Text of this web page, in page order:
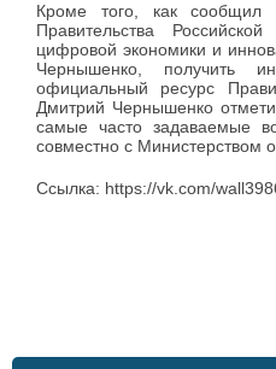
Кроме того, как сообщил
Правительства
цифровой экономики и
Чернышенко, получить
официальный ресурс
Дмитрий Чернышенко
самые часто задаваемые
совместно с Министерством
Ссылка: https://vk.com/